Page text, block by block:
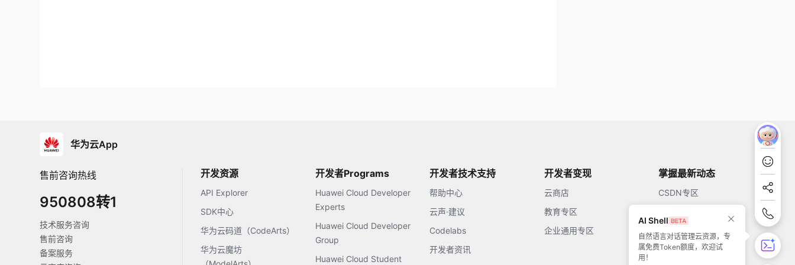
AI Shell
自然语言对话管理云资源，专
属免费Token额度，欢迎试
用！
华为云App
售前咨询热线
950808转1
技术服务咨询
售前咨询
备案服务
开发资源
API Explorer
SDK中心
华为云码道（CodeArts）
华为云魔坊
开发者Programs
Huawei Cloud Developer
Experts
Huawei Cloud Developer
Group
Huawei Cloud Student
开发者技术支持
帮助中心
云声·建议
Codelabs
开发者资讯
开发者变现
云商店
教育专区
企业通用专区
掌握最新动态
CSDN专区
开源中国
51CTO